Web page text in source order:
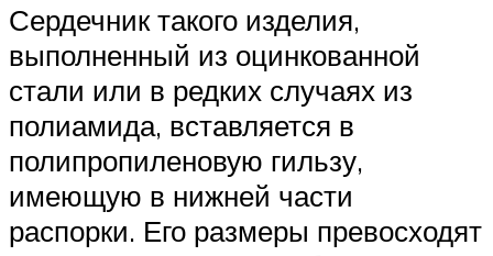
Сердечник такого изделия,
выполненный из оцинкованной
стали или в редких случаях из
полиамида, вставляется в
полипропиленовую гильзу,
имеющую в нижней части
распорки. Его размеры превосходят